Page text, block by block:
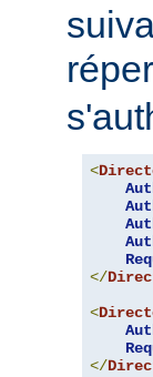
<
</
<
</